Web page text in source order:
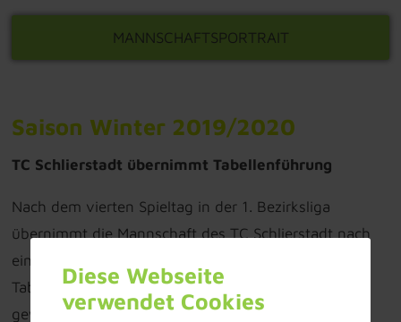
MANNSCHAFTSPORTRAIT
Saison Winter 2019/2020
TC Schlierstadt übernimmt Tabellenführung
Nach dem vierten Spieltag in der 1. Bezirksliga
übernimmt die Mannschaft des TC Schlierstadt nach
einem 8:1 Erfolg gegen den TC RW Wiesloch die
Tabellenführung. Mit einem Verhältnis von 20:16
gewonnenen Spielen ist sie punktgleich mit dem TC
Diese Webseite
verwendet Cookies